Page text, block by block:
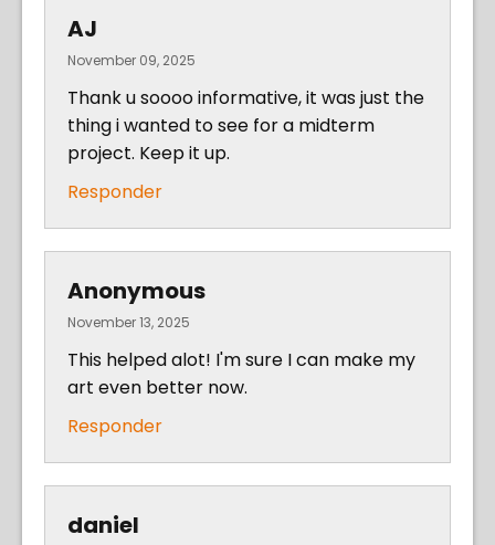
AJ
November 09, 2025
Thank u soooo informative, it was just the
thing i wanted to see for a midterm
project. Keep it up.
Responder
Anonymous
November 13, 2025
This helped alot! I'm sure I can make my
art even better now.
Responder
daniel